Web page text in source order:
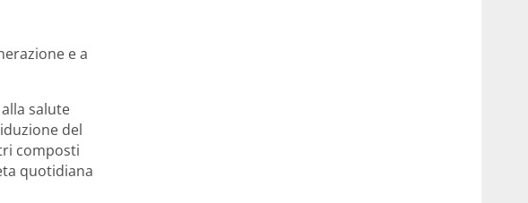
e a
salute
del
composti
quotidiana